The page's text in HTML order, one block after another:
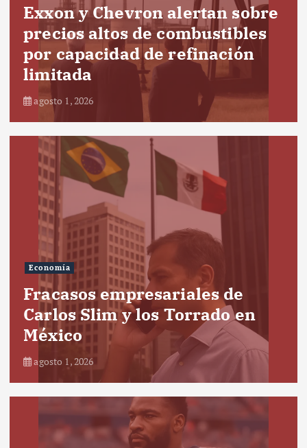
Exxon y Chevron alertan sobre
precios altos de combustibles
por capacidad de refinación
limitada
agosto 1, 2026
Economía
Fracasos empresariales de
Carlos Slim y los Torrado en
México
agosto 1, 2026